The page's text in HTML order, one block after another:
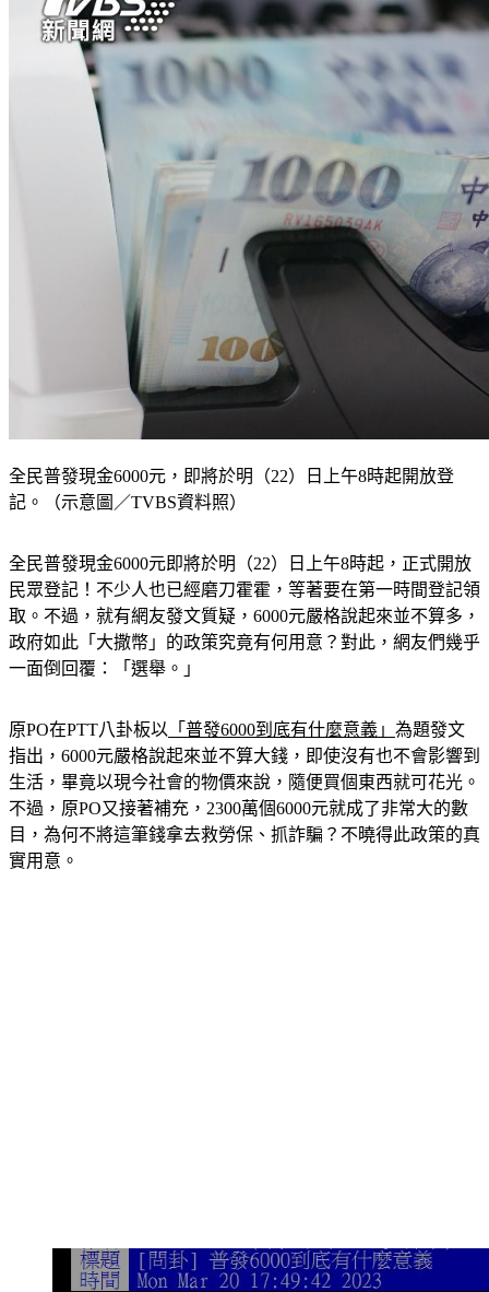
全民普發現金6000元，即將於明（22）日上午8時起開放登
記。（示意圖／TVBS資料照）
全民普發現金6000元即將於明（22）日上午8時起，正式開放
民眾登記！不少人也已經磨刀霍霍，等著要在第一時間登記領
取。不過，就有網友發文質疑，6000元嚴格說起來並不算多，
政府如此「大撒幣」的政策究竟有何用意？對此，網友們幾乎
一面倒回覆：「選舉。」
原PO在PTT八卦板以 「普發6000到底有什麼意義」 為題發文
指出，6000元嚴格說起來並不算大錢，即使沒有也不會影響到
生活，畢竟以現今社會的物價來說，隨便買個東西就可花光。
不過，原PO又接著補充，2300萬個6000元就成了非常大的數
目，為何不將這筆錢拿去救勞保、抓詐騙？不曉得此政策的真
實用意。